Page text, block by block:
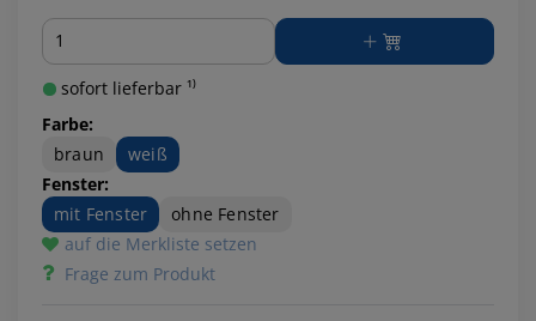
Menge
sofort lieferbar ¹⁾
Farbe:
braun
weiß
Fenster:
mit Fenster
ohne Fenster
auf die Merkliste setzen
Frage zum Produkt